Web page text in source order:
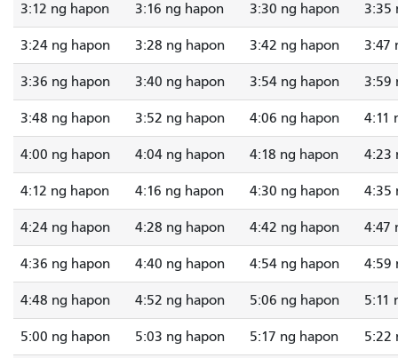
3:12 ng hapon 3:16 ng hapon 3:30 ng hapon 3:35
3:24 ng hapon 3:28 ng hapon 3:42 ng hapon 3:47
3:36 ng hapon 3:40 ng hapon 3:54 ng hapon 3:59
3:48 ng hapon 3:52 ng hapon 4:06 ng hapon 4:11
4:00 ng hapon 4:04 ng hapon 4:18 ng hapon 4:23
4:12 ng hapon 4:16 ng hapon 4:30 ng hapon 4:35
4:24 ng hapon 4:28 ng hapon 4:42 ng hapon 4:47
4:36 ng hapon 4:40 ng hapon 4:54 ng hapon 4:59
4:48 ng hapon 4:52 ng hapon 5:06 ng hapon 5:11
5:00 ng hapon 5:03 ng hapon 5:17 ng hapon 5:22